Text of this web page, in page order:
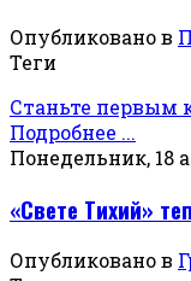
Опубликовано в
Теги
Станьте первым
Подробнее ...
Понедельник, 18
«Свете Тихий»
Опубликовано в